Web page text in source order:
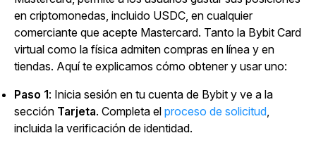
en criptomonedas, incluido USDC, en cualquier
comerciante que acepte Mastercard. Tanto la Bybit Card
virtual como la física admiten compras en línea y en
tiendas. Aquí te explicamos cómo obtener y usar uno:
Paso 1: Inicia sesión en tu cuenta de Bybit y ve a la
sección Tarjeta. Completa el proceso de solicitud,
incluida la verificación de identidad.